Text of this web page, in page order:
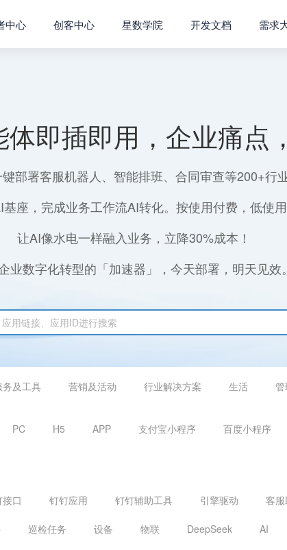
中心 创客中心 星数学院 开发文档 需求
体即插即用，企业痛点
部署客服机器人、智能排班、合同审查等200+行
座，完成业务工作流AI转化。按使用付费，低使
让AI像水电一样融入业务，立降30%成本！
数字化转型的「加速器」，今天部署，明天见效
及工具 营销及活动 行业解决方案 生活
PC H5 APP 支付宝小程序 百度小程序
口 钉钉应用 钉钉辅助工具 引擎驱动 客
巡检任务 设备 物联 DeepSeek AI